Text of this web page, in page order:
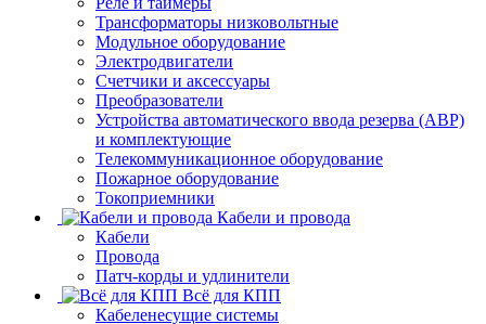
Трансформаторы низковольтные
Модульное оборудование
Электродвигатели
Счетчики и аксессуары
Преобразователи
Устройства автоматического ввода резерва (АВР)
и комплектующие
Телекоммуникационное оборудование
Пожарное оборудование
Токоприемники
Кабели и провода
Кабели
Провода
Патч-корды и удлинители
Всё для КПП
Кабеленесущие системы